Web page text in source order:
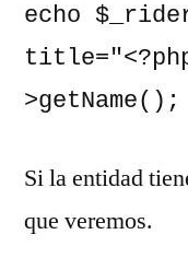
echo
Si la entidad
que veremos.